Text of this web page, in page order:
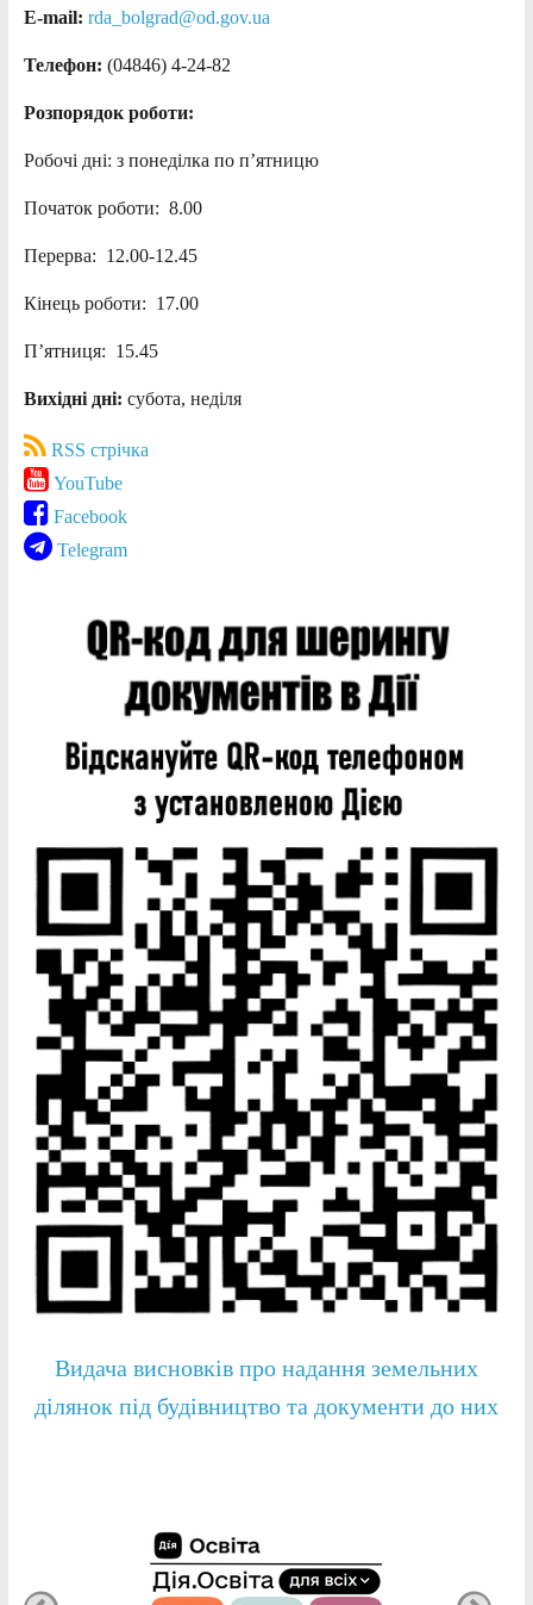
E-mail: rda_bolgrad@od.gov.ua
Телефон: (04846) 4-24-82
Розпорядок роботи:
Робочі дні: з понеділка по п’ятницю
Початок роботи: 8.00
Перерва: 12.00-12.45
Кінець роботи: 17.00
П’ятниця: 15.45
Вихідні дні: субота, неділя
RSS стрічка
YouTube
Facebook
Telegram
Видача висновків про надання земельних
ділянок під будівництво та документи до них